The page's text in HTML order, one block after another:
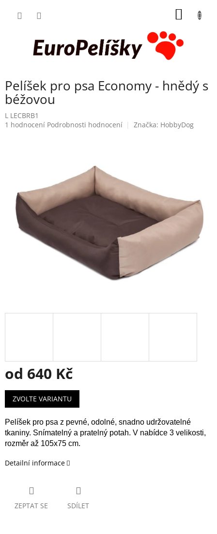
Pelíšek pro psa Economy - hnědý s
béžovou
L LECBRB1
Průměrné
hvězdiček.
1 hodnocení Podrobnosti hodnocení Značka: HobbyDog
od 640 Kč
Měrná
cena:
ZVOLTE VARIANTU
Pelíšek pro psa z pevné, odolné, snadno udržovatelné
tkaniny. Snímatelný a pratelný potah. V nabídce 3 velikosti,
rozměr až 105x75 cm.
Detailní informace
ZEPTAT SE SDÍLET